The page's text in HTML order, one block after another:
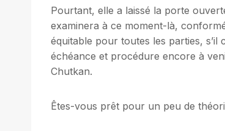
Pourtant, elle a laissé la porte
examinera à ce moment-là,
équitable pour toutes les parties,
échéance et procédure encore à
Chutkan.
Êtes-vous prêt pour un peu de